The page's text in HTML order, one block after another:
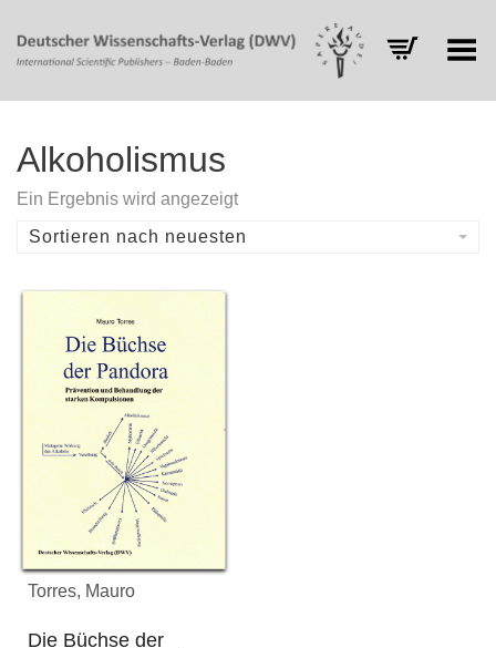
Toggle Menu
Alkoholismus
Ein Ergebnis wird angezeigt
Sortieren nach neuesten
Torres, Mauro
Die Büchse der